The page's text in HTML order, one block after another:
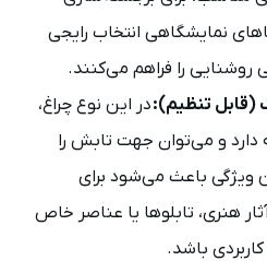
نمایشگاهی انتخاب رایجی
را فراهم می‌کنند.
(قابل تنظیم):در این نوع چراغ،
دارد و می‌توان جهت تابش را
ویژگی باعث می‌شود برای
هنری، تابلوها یا عناصر خاص
باشد.